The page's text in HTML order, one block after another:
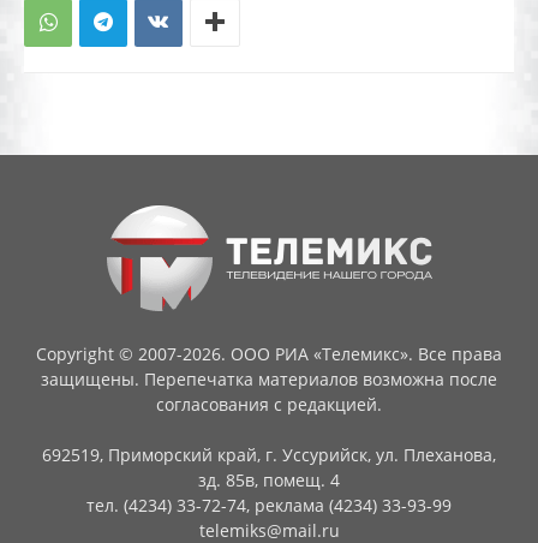
Copyright © 2007-2026. ООО РИА «Телемикс». Все права
защищены. Перепечатка материалов возможна после
согласования с редакцией.
692519, Приморский край, г. Уссурийск, ул. Плеханова,
зд. 85в, помещ. 4
тел. (4234) 33-72-74, реклама (4234) 33-93-99
telemiks@mail.ru